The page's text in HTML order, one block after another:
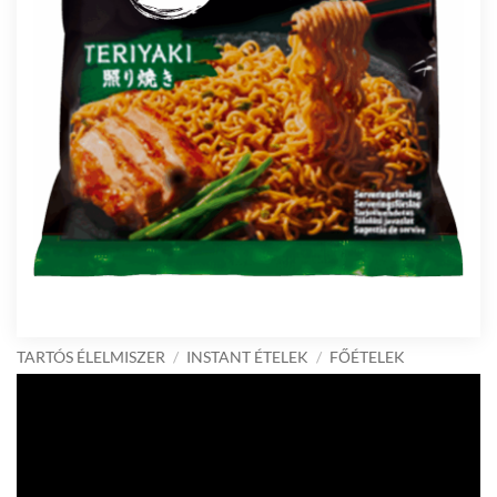
TARTÓS ÉLELMISZER / INSTANT ÉTELEK / FŐÉTELEK